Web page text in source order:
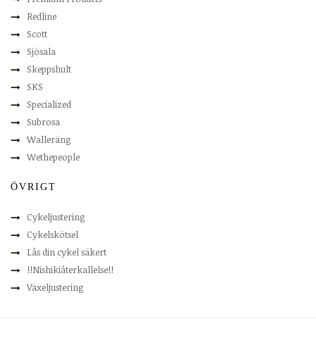
Redline
Scott
Sjösala
Skeppshult
SKS
Specialized
Subrosa
Walleräng
Wethepeople
ÖVRIGT
Cykeljustering
Cykelskötsel
Lås din cykel säkert
!!Nishikiåterkallelse!!
Växeljustering